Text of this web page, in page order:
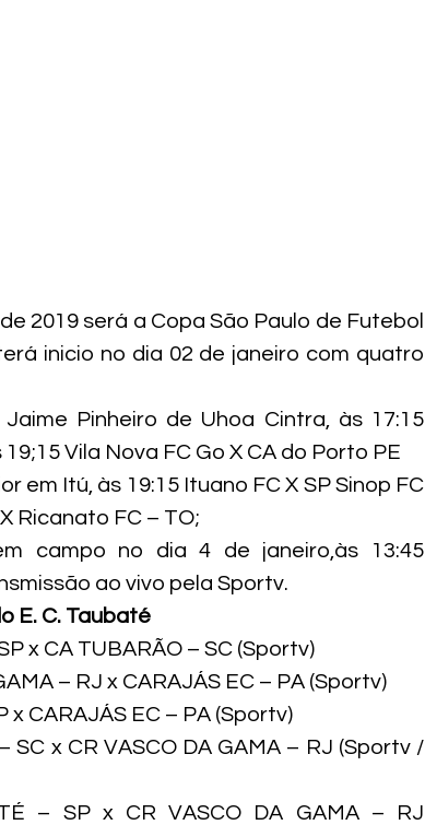
2019 será a Copa São Paulo de Futebol
inicio no dia 02 de janeiro com quatro
Pinheiro de Uhoa Cintra, às 17:15
Vila Nova FC Go X CA do Porto PE
em Itú, às 19:15 Ituano FC X SP Sinop FC
Ricanato FC – TO;
campo no dia 4 de janeiro,às 13:45
ao vivo pela Sportv.
E. C. Taubaté
x CA TUBARÃO – SC (Sportv)
– RJ x CARAJÁS EC – PA (Sportv)
x CARAJÁS EC – PA (Sportv)
SC x CR VASCO DA GAMA – RJ (Sportv /
– SP x CR VASCO DA GAMA – RJ